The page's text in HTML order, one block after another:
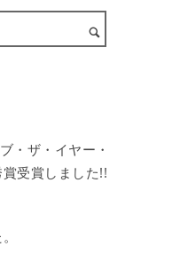
・ザ・イヤー・
受賞しました!!